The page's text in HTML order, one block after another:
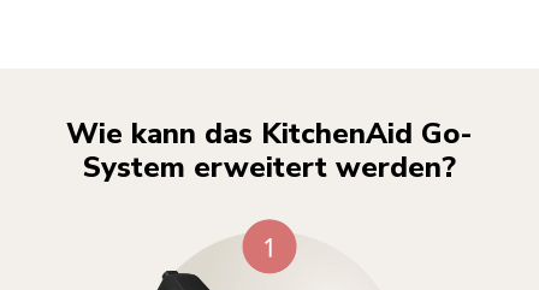
Wie kann das KitchenAid Go-
System erweitert werden?